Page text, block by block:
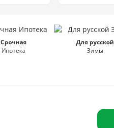
Срочная
Ипотека
Для русской
Зимы